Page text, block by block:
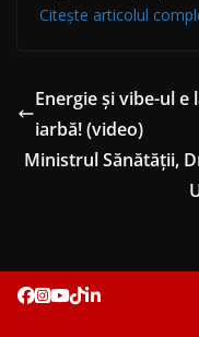
Citește articolul
Energie și vibe-ul
iarbă! (video)
Ministrul Sănătății,